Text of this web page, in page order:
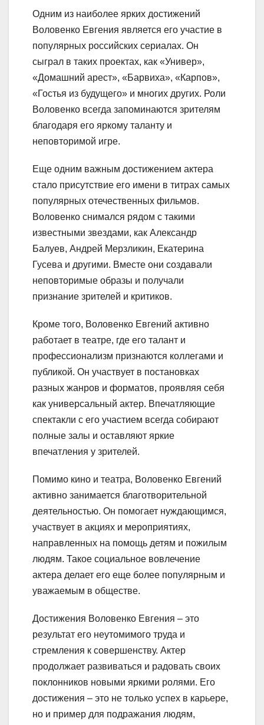
Одним из наиболее ярких достижений
Воловенко Евгения является его участие в
популярных российских сериалах. Он
сыграл в таких проектах, как «Универ»,
«Домашний арест», «Барвиха», «Карпов»,
«Гостья из будущего» и многих других. Роли
Воловенко всегда запоминаются зрителям
благодаря его яркому таланту и
неповторимой игре.
Еще одним важным достижением актера
стало присутствие его имени в титрах самых
популярных отечественных фильмов.
Воловенко снимался рядом с такими
известными звездами, как Александр
Балуев, Андрей Мерзликин, Екатерина
Гусева и другими. Вместе они создавали
неповторимые образы и получали
признание зрителей и критиков.
Кроме того, Воловенко Евгений активно
работает в театре, где его талант и
профессионализм признаются коллегами и
публикой. Он участвует в постановках
разных жанров и форматов, проявляя себя
как универсальный актер. Впечатляющие
спектакли с его участием всегда собирают
полные залы и оставляют яркие
впечатления у зрителей.
Помимо кино и театра, Воловенко Евгений
активно занимается благотворительной
деятельностью. Он помогает нуждающимся,
участвует в акциях и мероприятиях,
направленных на помощь детям и пожилым
людям. Такое социальное вовлечение
актера делает его еще более популярным и
уважаемым в обществе.
Достижения Воловенко Евгения – это
результат его неутомимого труда и
стремления к совершенству. Актер
продолжает развиваться и радовать своих
поклонников новыми яркими ролями. Его
достижения – это не только успех в карьере,
но и пример для подражания людям,